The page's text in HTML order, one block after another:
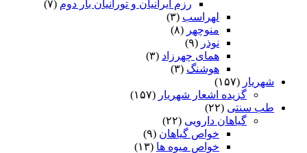
رزم ایرانیان و تورانیان بار دوم (۷)
لهراسب (۳)
منوچهر (۸)
نوذر (۹)
هماى چهرزاد (۳)
هوشنگ (۳)
شهریار (۱۵۷)
گزیده اشعار شهریار (۱۵۷)
طب سنتی (۲۲)
گیاهان دارویی (۲۲)
خواص گیاهان (۹)
خواص میوه ها (۱۳)